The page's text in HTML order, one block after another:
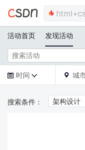
活动首页 发现活动
 时间   城
架构设计